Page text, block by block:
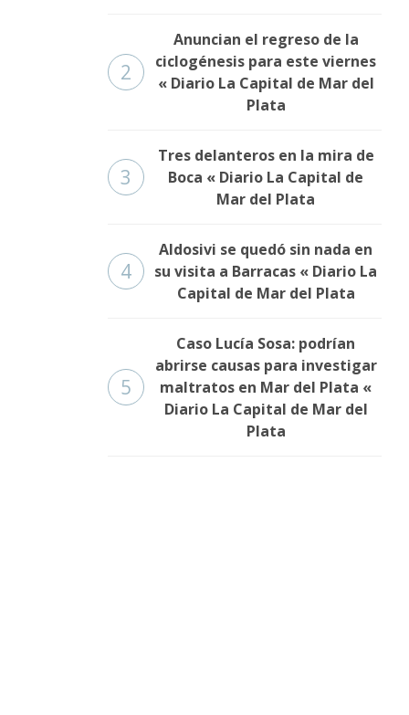
2
Anuncian el regreso de la
ciclogénesis para este viernes
« Diario La Capital de Mar del
Plata
3
Tres delanteros en la mira de
Boca « Diario La Capital de
Mar del Plata
4
Aldosivi se quedó sin nada en
su visita a Barracas « Diario La
Capital de Mar del Plata
5
Caso Lucía Sosa: podrían
abrirse causas para investigar
maltratos en Mar del Plata «
Diario La Capital de Mar del
Plata